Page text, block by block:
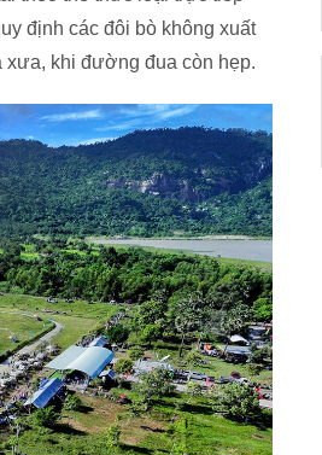
định các đôi bò không xuất
xưa, khi đường đua còn hẹp.